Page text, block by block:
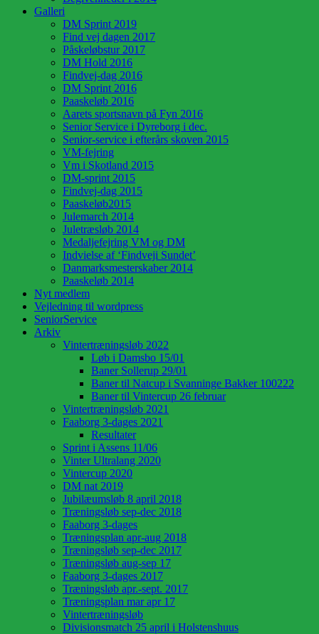
Galleri
DM Sprint 2019
Find vej dagen 2017
Påskeløbstur 2017
DM Hold 2016
Findvej-dag 2016
DM Sprint 2016
Paaskeløb 2016
Aarets sportsnavn på Fyn 2016
Senior Service i Dyreborg i dec.
Senior-service i efterårs skoven 2015
VM-fejring
Vm i Skotland 2015
DM-sprint 2015
Findvej-dag 2015
Paaskeløb2015
Julemarch 2014
Juletræsløb 2014
Medaljefejring VM og DM
Indvielse af ‘Findveji Sundet’
Danmarksmesterskaber 2014
Paaskeløb 2014
Nyt medlem
Vejledning til wordpress
SeniorService
Arkiv
Vintertræningsløb 2022
Løb i Damsbo 15/01
Baner Sollerup 29/01
Baner til Natcup i Svanninge Bakker 100222
Baner til Vintercup 26 februar
Vintertræningsløb 2021
Faaborg 3-dages 2021
Resultater
Sprint i Assens 11/06
Vinter Ultralang 2020
Vintercup 2020
DM nat 2019
Jubilæumsløb 8 april 2018
Træningsløb sep-dec 2018
Faaborg 3-dages
Træningsplan apr-aug 2018
Træningsløb sep-dec 2017
Træningsløb aug-sep 17
Faaborg 3-dages 2017
Træningsløb apr.-sept. 2017
Træningsplan mar apr 17
Vintertræningsløb
Divisionsmatch 25 april i Holstenshuus